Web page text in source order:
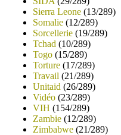
Sierra Leone (13/289)
Somalie (12/289)
Sorcellerie (19/289)
Tchad (10/289)
Togo (15/289)
Torture (17/289)
Travail (21/289)
Unitaid (26/289)
Vidéo (23/289)
VIH (154/289)
Zambie (12/289)
Zimbabwe (21/289)